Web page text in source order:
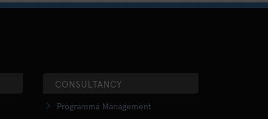
CONSULTANCY
Programma Management